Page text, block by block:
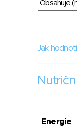
Obsahuje
Jak
Energie